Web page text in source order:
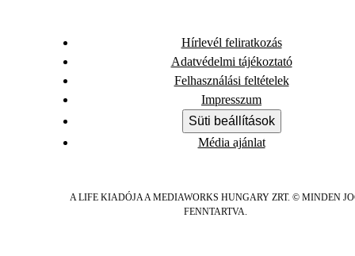
Hírlevél feliratkozás
Adatvédelmi tájékoztató
Felhasználási feltételek
Impresszum
Süti beállítások
Média ajánlat
A LIFE KIADÓJA A MEDIAWORKS HUNGARY ZRT. © MINDEN
FENNTARTVA.